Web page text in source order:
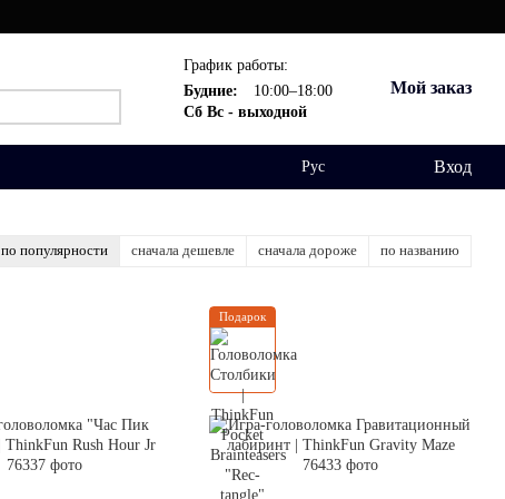
График работы:
Будние:
10:00–18:00
Сб Вс - выходной
Мой заказ
Рус Вход
по популярности сначала дешевле сначала дороже по названию
Подарок